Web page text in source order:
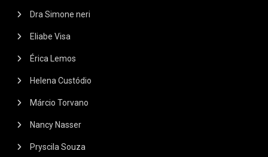
Dra Simone neri
Eliabe Visa
Érica Lemos
Helena Custódio
Márcio Torvano
Nancy Nasser
Pryscila Souza